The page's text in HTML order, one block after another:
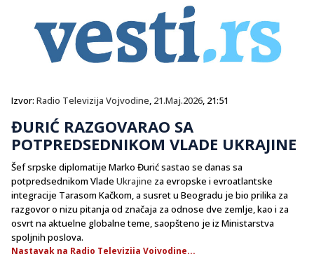
Izvor: Radio Televizija Vojvodine, 21.Maj.2026, 21:51
ĐURIĆ RAZGOVARAO SA
POTPREDSEDNIKOM VLADE UKRAJINE
Šef srpske diplomatije Marko Đurić sastao se danas sa
potpredsednikom Vlade Ukrajine za evropske i evroatlantske
integracije Tarasom Kačkom, a susret u Beogradu je bio prilika za
razgovor o nizu pitanja od značaja za odnose dve zemlje, kao i za
osvrt na aktuelne globalne teme, saopšteno je iz Ministarstva
spoljnih poslova.
Nastavak na Radio Televizija Vojvodine...